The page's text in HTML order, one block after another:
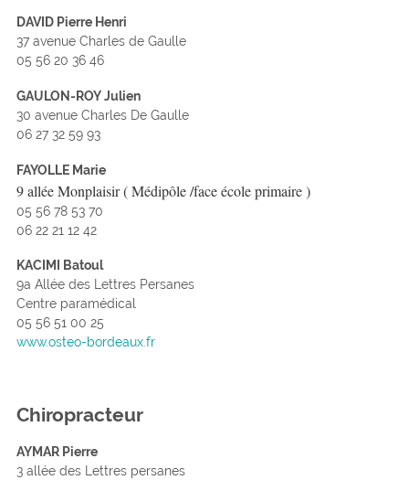
DAVID Pierre Henri
37 avenue Charles de Gaulle
05 56 20 36 46
GAULON-ROY Julien
30 avenue Charles De Gaulle
06 27 32 59 93
FAYOLLE Marie
9 allée Monplaisir ( Médipôle /face école primaire )
05 56 78 53 70
06 22 21 12 42
KACIMI Batoul
9a Allée des Lettres Persanes
Centre paramédical
05 56 51 00 25
www.osteo-bordeaux.fr
Chiropracteur
AYMAR Pierre
3 allée des Lettres persanes